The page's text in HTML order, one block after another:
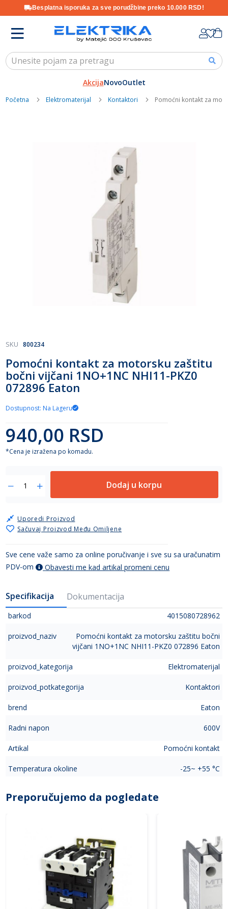
Besplatna isporuka za sve porudžbine preko 10.000 RSD!
Content
AkcijaNovoOutlet
Početna Elektromaterijal Kontaktori Pomoćni kontakt za
Skip
the
beginning
of
the
images
gallery
Pomoćni kontakt za motorsku zaštitu
bočni vijčani 1NO+1NC NHI11-PKZ0
072896 Eaton
SKU 800234
Dostupnost: Na Lageru
940,00 RSD
*Cena je izražena po komadu.
Dodaj u korpu
Sačuvaj Proizvod Među Omiljene
Uporedi Proizvod
Sve cene važe samo za online poručivanje i sve su sa uračunatim
PDV-om
Obavesti me kad artikal promeni cenu
Specifikacija Dokumentacija
barkod 4015080728962
proizvod_naziv
Pomoćni kontakt za motorsku zaštitu bočni
vijčani 1NO+1NC NHI11-PKZ0 072896 Eaton
proizvod_kategorija Elektromaterijal
proizvod_potkategorija Kontaktori
brend Eaton
Radni napon 600V
Artikal Pomoćni kontakt
Temperatura okoline -25~ +55 °C
Preporučujemo da pogledate